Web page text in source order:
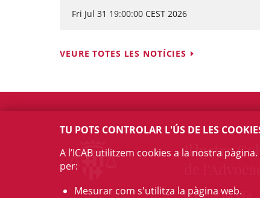
Fri Jul 31 19:00:00 CEST 2026
VEURE TOTES LES NOTÍCIES
Il·lustre
c/ Mallorca, 283
TU POTS CONTROLAR L'ÚS DE LES
A l’ICAB utilitzem cookies a la nostra
per:
Mesurar com s'utilitza la pàgina web.